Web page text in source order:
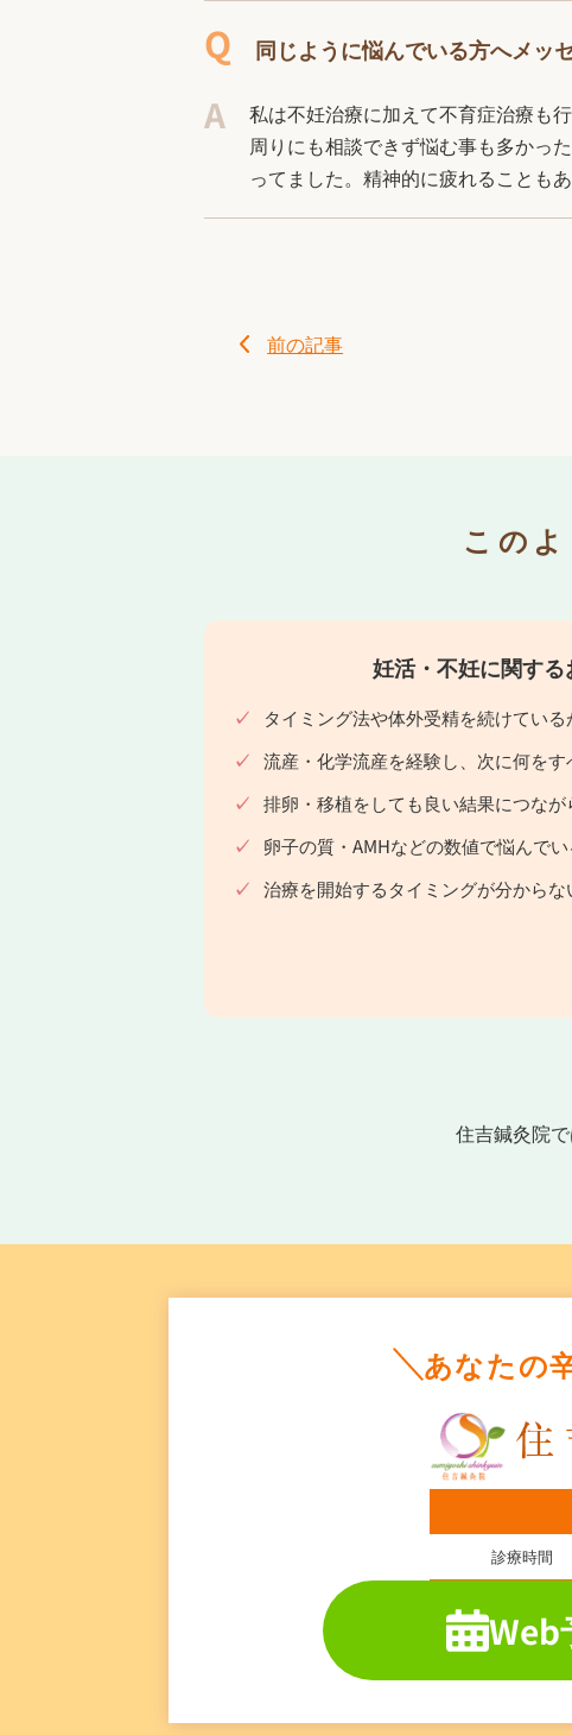
同じように悩んでいる方へメッ
私は不妊治療に加えて不育症治療も行
周りにも相談できず悩む事も多かっ
ってました。精神的に疲れることも
前の記事
この
妊活・不妊に関する
タイミング法や体外受精を続けてい
流産・化学流産を経験し、次に何を
排卵・移植をしても良い結果につなが
卵子の質・AMHなどの数値で悩んでい
治療を開始するタイミングが分からな
住吉鍼灸院
あなたの
診療時間
Web